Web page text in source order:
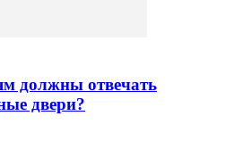
должны отвечать
двери?